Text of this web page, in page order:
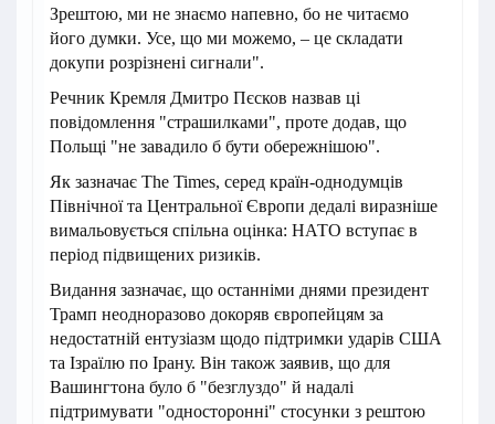
Зрештою, ми не знаємо напевно, бо не читаємо
його думки. Усе, що ми можемо, – це складати
докупи розрізнені сигнали".
Речник Кремля Дмитро Пєсков назвав ці
повідомлення "страшилками", проте додав, що
Польщі "не завадило б бути обережнішою".
Як зазначає The Times, серед країн-однодумців
Північної та Центральної Європи дедалі виразніше
вимальовується спільна оцінка: НАТО вступає в
період підвищених ризиків.
Видання зазначає, що останніми днями президент
Трамп неодноразово докоряв європейцям за
недостатній ентузіазм щодо підтримки ударів США
та Ізраїлю по Ірану. Він також заявив, що для
Вашингтона було б "безглуздо" й надалі
підтримувати "односторонні" стосунки з рештою